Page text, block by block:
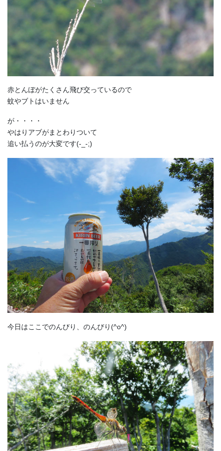
赤とんぼがたくさん飛び交っているので
蚊やブトはいません
が・・・・
やはりアブがまとわりついて
追い払うのが大変です(-_-;)
今日はここでのんびり、のんびり(^o^)